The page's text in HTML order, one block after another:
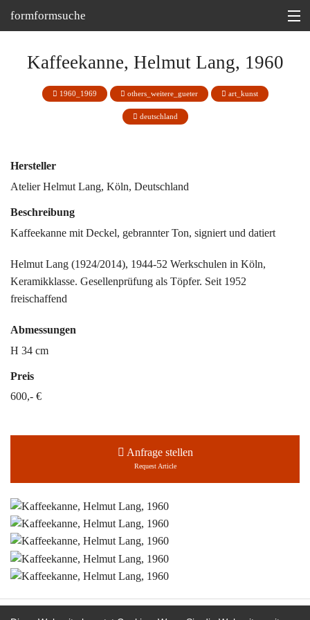
formformsuche
Martin Bohn @
Kaffeekanne, Helmut Lang, 1960
1960_1969 others_weitere_gueter art_kunst
deutschland
Hersteller
Atelier Helmut Lang, Köln, Deutschland
Beschreibung
Kaffeekanne mit Deckel, gebrannter Ton, signiert und datiert
Helmut Lang (1924/2014), 1944-52 Werkschulen in Köln,
Keramikklasse. Gesellenprüfung als Töpfer. Seit 1952
freischaffend
Abmessungen
H 34 cm
Preis
600,- €
Anfrage stellen
Request Article